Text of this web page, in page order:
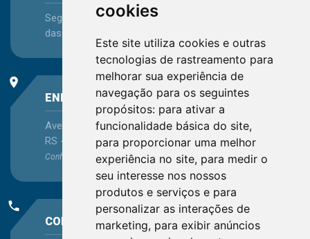
cookies
Este site utiliza cookies e outras
tecnologias de rastreamento para
melhorar sua experiência de
navegação para os seguintes
propósitos: para ativar a
funcionalidade básica do site,
para proporcionar uma melhor
experiência no site, para medir o
seu interesse nos nossos
produtos e serviços e para
personalizar as interações de
marketing, para exibir anúncios
Segunda-feira a Sexta-feira - das 08:30 às 12:15 e
das 13:30 às 16:45
place
ENDEREÇO
Avenida Itaqui, 45, Bairro Petrópolis, Porto Alegre -
RS - CEP 90460-140
Confira as demaislocalizações no Estado
phone
CONTATO